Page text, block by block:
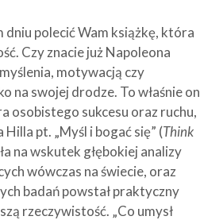
dniu polecić Wam książkę, która
Czy znacie już Napoleona
motywacją czy
na swojej drodze. To właśnie on
osobistego sukcesu oraz ruchu,
pt. „Myśl i bogać się” (Think
na wskutek głębokiej analizy
wówczas na świecie, oraz
badań powstał praktyczny
rzeczywistość. „Co umysł